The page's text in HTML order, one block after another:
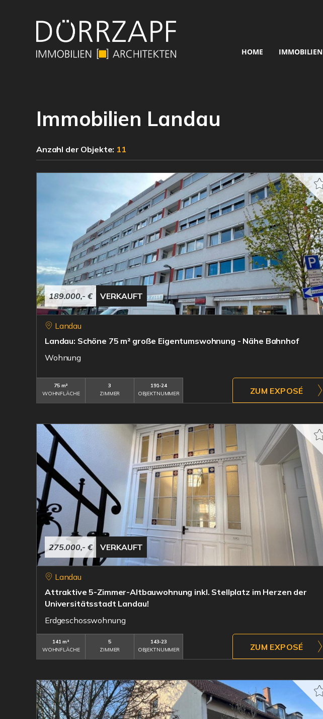
HOME IMMOBILIEN
Immobilien Landau
Anzahl der Objekte: 11
189.000,- € VERKAUFT
Landau
Landau: Schöne 75 m² große Eigentumswohnung - Nähe Bahnhof
Wohnung
75 m²
WOHNFLÄCHE
3
ZIMMER
191-24
OBJEKTNUMMER
ZUM EXPOSÉ
275.000,- € VERKAUFT
Landau
Attraktive 5-Zimmer-Altbauwohnung inkl. Stellplatz im Herzen der
Universitätsstadt Landau!
Erdgeschosswohnung
141 m²
WOHNFLÄCHE
5
ZIMMER
143-23
OBJEKTNUMMER
ZUM EXPOSÉ